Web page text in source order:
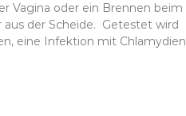
Vagina oder ein Brennen beim
aus der Scheide. Getestet wird
eine Infektion mit Chlamydien